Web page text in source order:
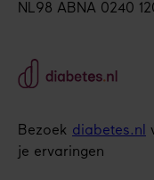
NL98 ABNA 0240
Bezoek diabetes.nl
je ervaringen